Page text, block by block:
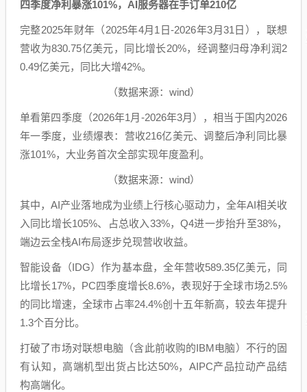
四季度净利暴涨101%，AI服务器在手订单210亿
完整2025年财年（2025年4月1日-2026年3月31日），联想
营收为830.75亿美元，同比增长20%，经调整归母净利润2
0.49亿美元，同比大增42%。
（数据来源：wind）
单看第四季度（2026年1月-2026年3月），相当于国内2026
年一季度，业绩爆表：营收216亿美元、调整后净利同比暴
涨101%，大业务首次全部实现年度盈利。
（数据来源：wind）
其中，AI产业落地成为业绩上行核心驱动力，全年AI相关收
入同比增长105%、占总收入33%，Q4进一步抬升至38%，
端边云全栈AI布局逐步兑现营收收益。
智能设备（IDG）作为基本盘，全年营收589.35亿美元，同
比增长17%，PC四季度增长8.6%，表现好于全球市场2.5%
的同比增速，全球市占率24.4%创十五年新高，较去年提升
1.3个百分比。
打破了市场对联想电脑（含此前收购的IBM电脑）不行的固
有认知，高端机型出货占比达50%，AIPC产品拉动产品结
构高端化。